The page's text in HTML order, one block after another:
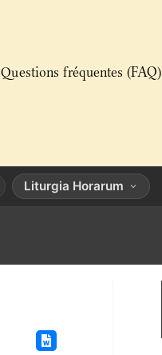
Questions fréquentes (FAQ)
Liturgia Horarum